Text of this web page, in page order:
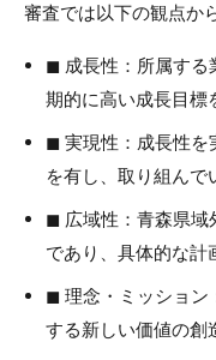
審査では以下の観点か
◼︎ 成長性：所属する
期的に高い成長目標
◼︎ 実現性：成長性を
を有し、取り組んで
◼︎ 広域性：青森県域
であり、具体的な計
◼︎ 理念・ミッション
する新しい価値の創